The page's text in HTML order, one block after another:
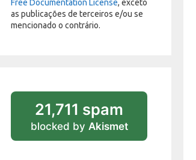
Free Documentation License, exceto
as publicações de terceiros e/ou se
mencionado o contrário.
21,711 spam
blocked by Akismet